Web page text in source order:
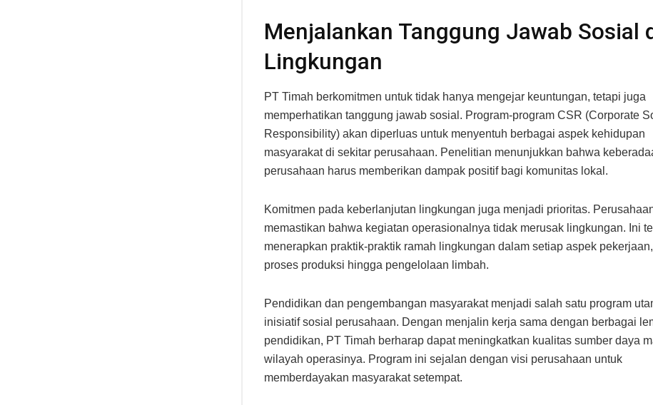
Menjalankan Tanggung Jawab Sosial
Lingkungan
PT Timah berkomitmen untuk tidak hanya mengejar keuntungan, tetapi juga
memperhatikan tanggung jawab sosial. Program-program CSR (Corporate
Responsibility) akan diperluas untuk menyentuh berbagai aspek kehidupan
masyarakat di sekitar perusahaan. Penelitian menunjukkan bahwa
perusahaan harus memberikan dampak positif bagi komunitas lokal.
Komitmen pada keberlanjutan lingkungan juga menjadi prioritas.
memastikan bahwa kegiatan operasionalnya tidak merusak lingkungan. Ini
menerapkan praktik-praktik ramah lingkungan dalam setiap aspek
proses produksi hingga pengelolaan limbah.
Pendidikan dan pengembangan masyarakat menjadi salah satu program
inisiatif sosial perusahaan. Dengan menjalin kerja sama dengan berbagai
pendidikan, PT Timah berharap dapat meningkatkan kualitas sumber daya
wilayah operasinya. Program ini sejalan dengan visi perusahaan untuk
memberdayakan masyarakat setempat.